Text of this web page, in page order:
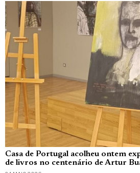
Casa de Portugal acolheu ontem
de livros no centenário de Artur